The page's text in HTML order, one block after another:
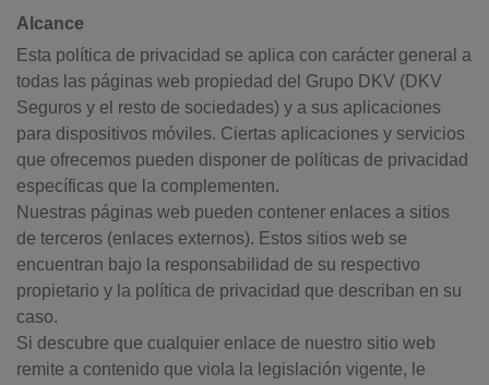
Alcance
Esta política de privacidad se aplica con carácter general a
todas las páginas web propiedad del Grupo DKV (DKV
Seguros y el resto de sociedades) y a sus aplicaciones
para dispositivos móviles. Ciertas aplicaciones y servicios
que ofrecemos pueden disponer de políticas de privacidad
específicas que la complementen.
Nuestras páginas web pueden contener enlaces a sitios
de terceros (enlaces externos). Estos sitios web se
encuentran bajo la responsabilidad de su respectivo
propietario y la política de privacidad que describan en su
caso.
Si descubre que cualquier enlace de nuestro sitio web
remite a contenido que viola la legislación vigente, le